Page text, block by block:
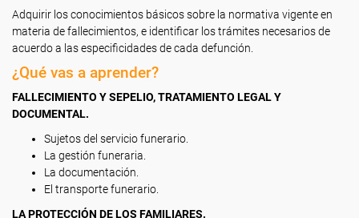
Adquirir los conocimientos básicos sobre la normativa vigente en
materia de fallecimientos, e identificar los trámites necesarios de
acuerdo a las especificidades de cada defunción.
¿Qué vas a aprender?
FALLECIMIENTO Y SEPELIO, TRATAMIENTO LEGAL Y
DOCUMENTAL.
Sujetos del servicio funerario.
La gestión funeraria.
La documentación.
El transporte funerario.
LA PROTECCIÓN DE LOS FAMILIARES.